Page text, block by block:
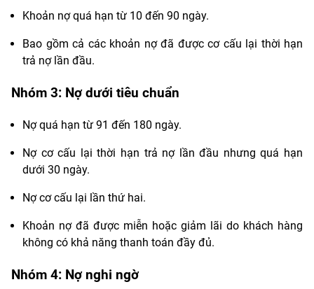
Khoản nợ quá hạn từ 10 đến 90 ngày.
Bao gồm cả các khoản nợ đã được cơ cấu lại thời hạn
trả nợ lần đầu.
Nhóm 3: Nợ dưới tiêu chuẩn
Nợ quá hạn từ 91 đến 180 ngày.
Nợ cơ cấu lại thời hạn trả nợ lần đầu nhưng quá hạn
dưới 30 ngày.
Nợ cơ cấu lại lần thứ hai.
Khoản nợ đã được miễn hoặc giảm lãi do khách hàng
không có khả năng thanh toán đầy đủ.
Nhóm 4: Nợ nghi ngờ